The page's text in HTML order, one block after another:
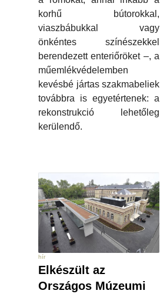
korhű bútorokkal,
viaszbábukkal vagy
önkéntes színészekkel
berendezett enteriőröket –, a
műemlékvédelemben
kevésbé jártas szakmabeliek
továbbra is egyetértenek: a
rekonstrukció lehetőleg
kerülendő.
hír
Elkészült az
Országos Múzeumi